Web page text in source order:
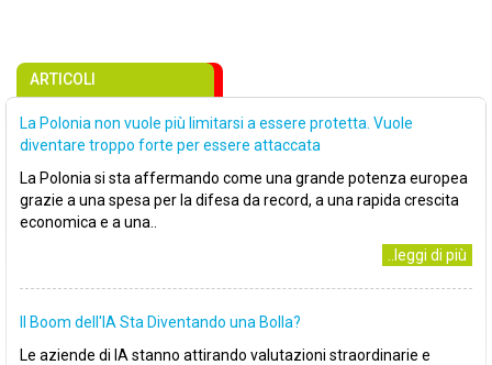
ARTICOLI
La Polonia non vuole più limitarsi a essere protetta. Vuole
diventare troppo forte per essere attaccata
La Polonia si sta affermando come una grande potenza europea
grazie a una spesa per la difesa da record, a una rapida crescita
economica e a una..
..leggi di più
Il Boom dell'IA Sta Diventando una Bolla?
Le aziende di IA stanno attirando valutazioni straordinarie e